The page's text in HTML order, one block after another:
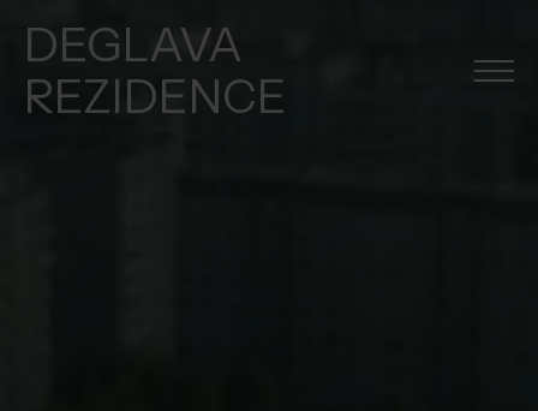
DEGLAVA
REZIDENCE